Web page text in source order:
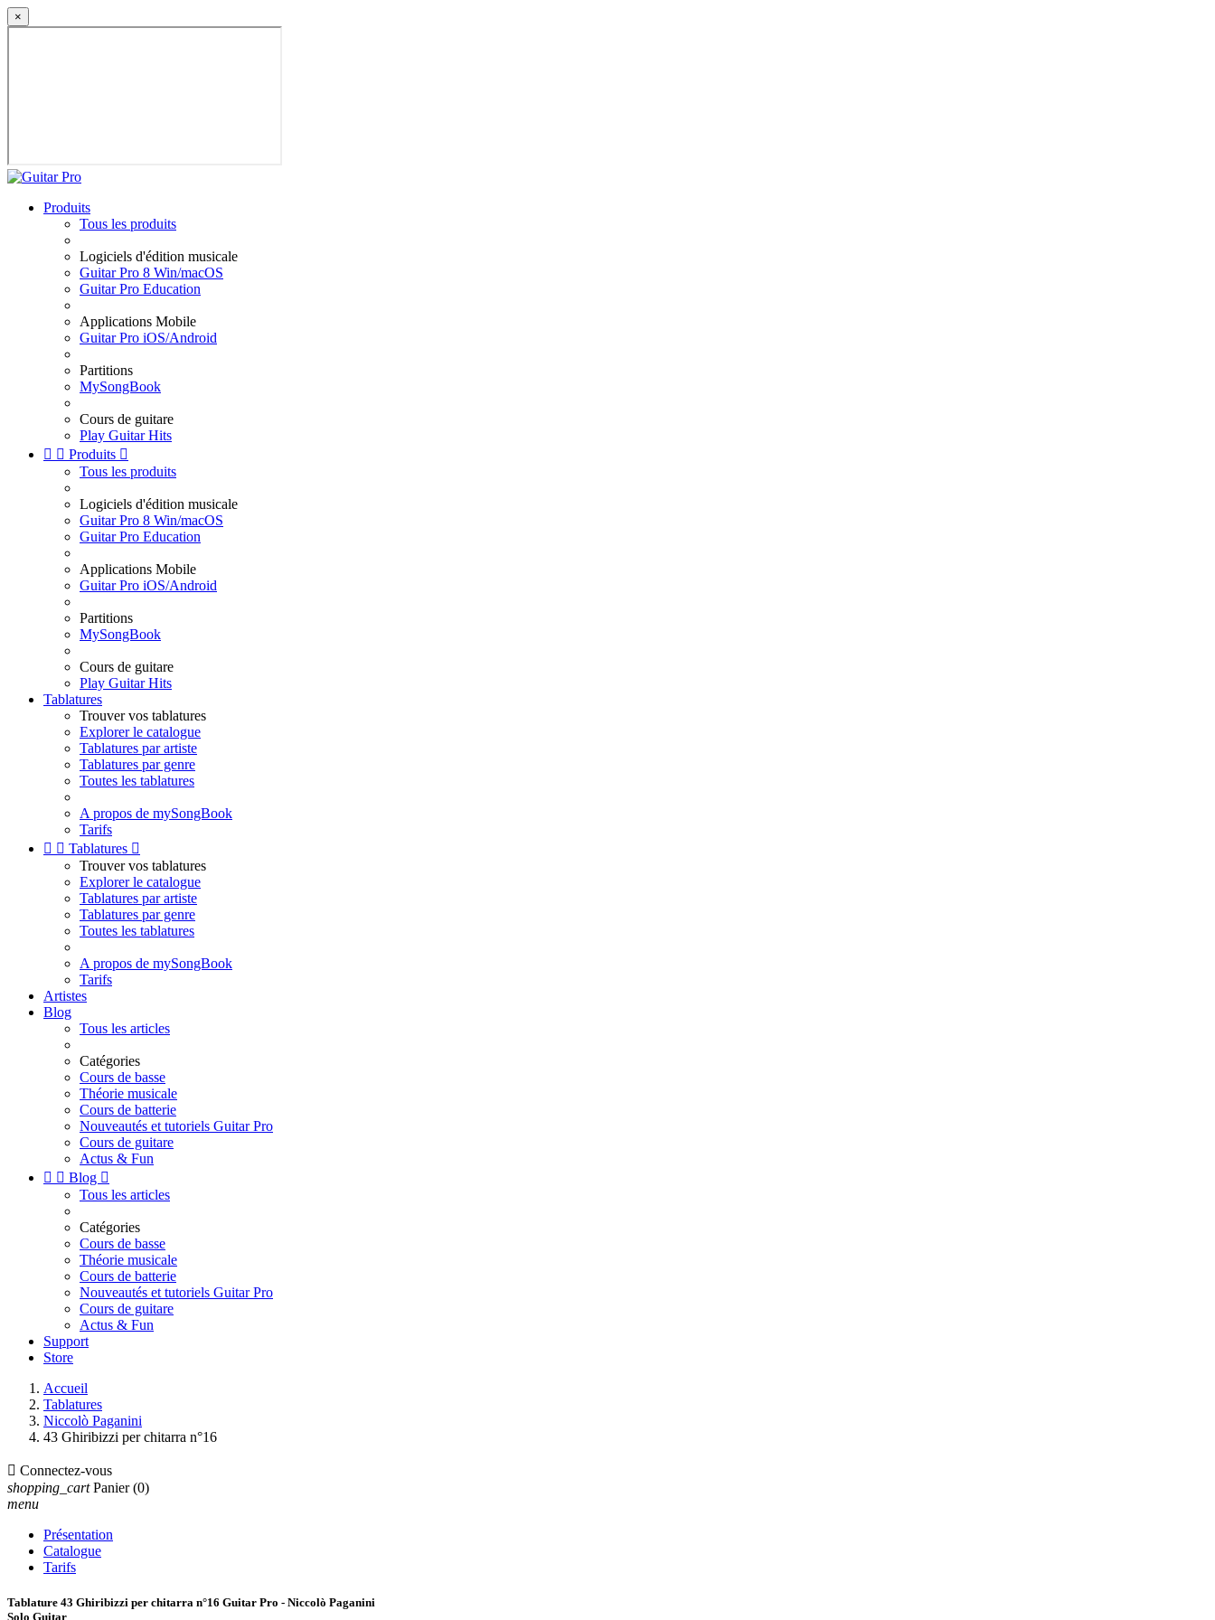
×
Produits
Tous les produits
Logiciels d'édition musicale
Guitar Pro 8 Win/macOS
Guitar Pro Education
Applications Mobile
Guitar Pro iOS/Android
Partitions
MySongBook
Cours de guitare
Play Guitar Hits
  Produits 
Tous les produits
Logiciels d'édition musicale
Guitar Pro 8 Win/macOS
Guitar Pro Education
Applications Mobile
Guitar Pro iOS/Android
Partitions
MySongBook
Cours de guitare
Play Guitar Hits
Tablatures
Trouver vos tablatures
Explorer le catalogue
Tablatures par artiste
Tablatures par genre
Toutes les tablatures
A propos de mySongBook
Tarifs
  Tablatures 
Trouver vos tablatures
Explorer le catalogue
Tablatures par artiste
Tablatures par genre
Toutes les tablatures
A propos de mySongBook
Tarifs
Artistes
Blog
Tous les articles
Catégories
Cours de basse
Théorie musicale
Cours de batterie
Nouveautés et tutoriels Guitar Pro
Cours de guitare
Actus & Fun
  Blog 
Tous les articles
Catégories
Cours de basse
Théorie musicale
Cours de batterie
Nouveautés et tutoriels Guitar Pro
Cours de guitare
Actus & Fun
Support
Store
Accueil
Tablatures
Niccolò Paganini
43 Ghiribizzi per chitarra n°16
 Connectez-vous
shopping_cart Panier (0)
menu
Présentation
Catalogue
Tarifs
Tablature 43 Ghiribizzi per chitarra n°16 Guitar Pro - Niccolò Paganini
Solo Guitar